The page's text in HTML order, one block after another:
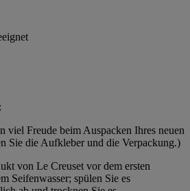
viel Freude beim Auspacken Ihres neuen
Sie die Aufkleber und die Verpackung.)
von Le Creuset vor dem ersten
Seifenwasser; spülen Sie es